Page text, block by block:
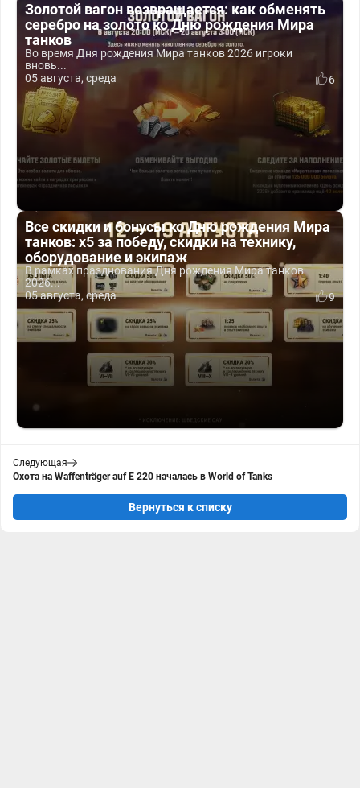
Золотой вагон возвращается: как обменять
серебро на золото ко Дню рождения Мира
танков
Во время Дня рождения Мира танков 2026 игроки
вновь...
05 августа, среда
6
Все скидки и бонусы ко Дню рождения Мира
танков: x5 за победу, скидки на технику,
оборудование и экипаж
В рамках празднования Дня рождения Мира танков
2026...
05 августа, среда
9
Следующая
Охота на Waffenträger auf E 220 началась в World of Tanks
Вернуться к списку